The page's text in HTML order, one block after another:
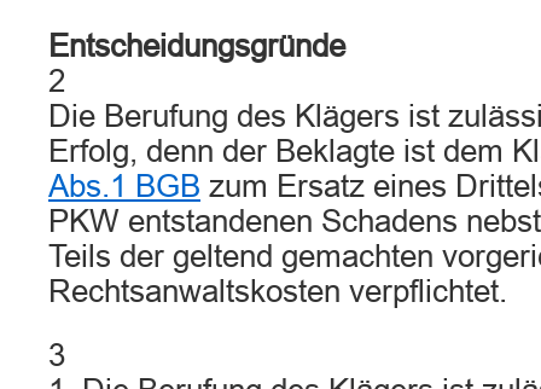
Entscheidungsgründe
2
Die Berufung des Klägers ist
Erfolg, denn der Beklagte ist dem
Abs.1 BGB zum Ersatz eines
PKW entstandenen Schadens
Teils der geltend gemachten
Rechtsanwaltskosten verpflichtet.
3